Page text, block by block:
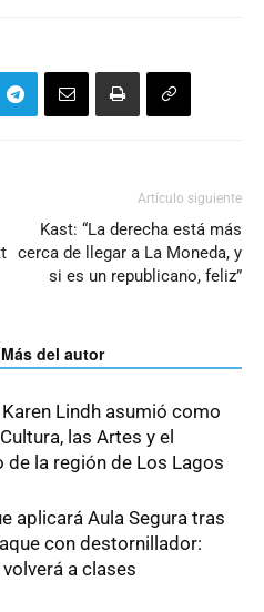
Artículo siguiente
Kast: “La derecha está más
cerca de llegar a La Moneda, y
si es un republicano, feliz”
Más del autor
Lindh asumió como
las Artes y el
de la región de Los Lagos
aplicará Aula Segura tras
con destornillador:
a clases